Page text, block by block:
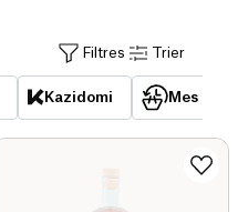
Filtres Trier
Kazidomi Mes